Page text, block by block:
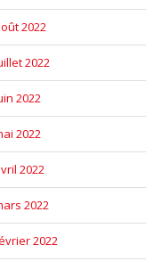
2022
2022
2022
2022
2022
2022
2022